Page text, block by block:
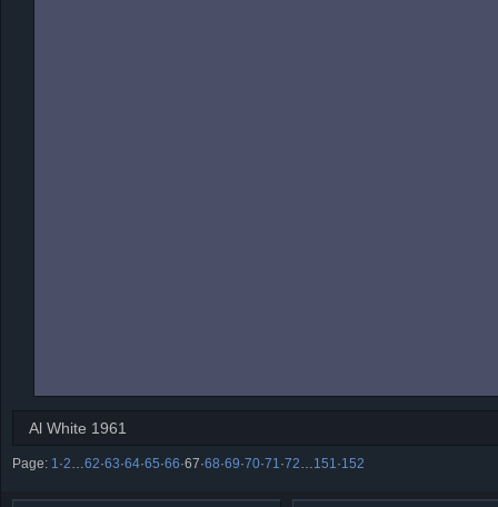
Al White 1961
Page: 1 ·2 62·63·64·65·66·67·68·69·70·71 ·72 151 ·152